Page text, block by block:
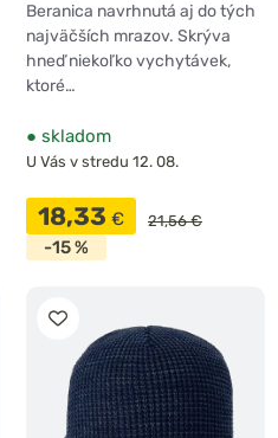
Beranica navrhnutá aj do tých
najväčších mrazov. Skrýva
hneď niekoľko vychytávek,
ktoré…
● skladom
U Vás v stredu 12. 08.
18,33 € 21,56 €
-15 %